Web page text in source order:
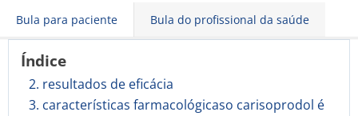
Bula para paciente Bula do profissional da saúde
Índice
2. resultados de eficácia
3. características farmacológicaso carisoprodol é